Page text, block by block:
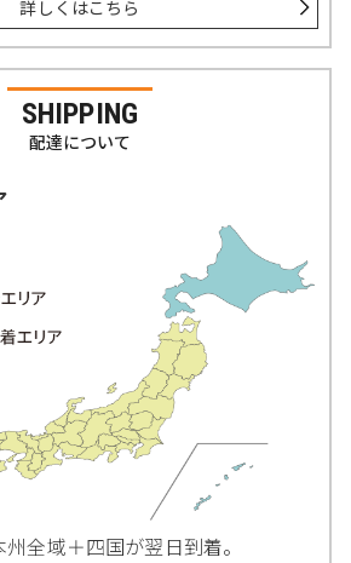
詳しくはこちら
SHIPPING
配達について
全域＋四国が翌日到着。